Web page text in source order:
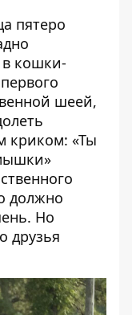
пятеро
кошки-
шеей,
криком: «Ты
должно
Но
друзья